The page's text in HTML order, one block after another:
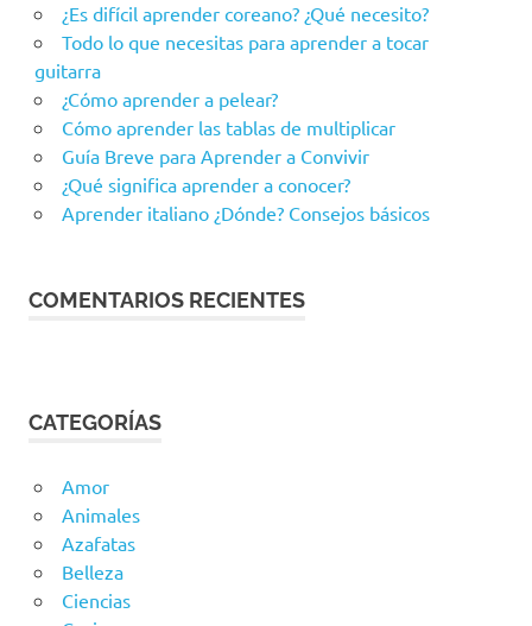
¿Es difícil aprender coreano? ¿Qué necesito?
Todo lo que necesitas para aprender a tocar
guitarra
¿Cómo aprender a pelear?
Cómo aprender las tablas de multiplicar
Guía Breve para Aprender a Convivir
¿Qué significa aprender a conocer?
Aprender italiano ¿Dónde? Consejos básicos
COMENTARIOS RECIENTES
CATEGORÍAS
Amor
Animales
Azafatas
Belleza
Ciencias